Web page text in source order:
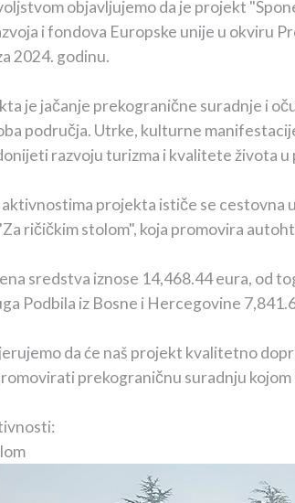
objavljujemo da je projekt
i fondova Europske unije u okviru
2024. godinu.
je jačanje prekogranične suradnje i
područja. Utrke, kulturne
razvoju turizma i kvalitete života
projekta ističe se cestovna
ričičkim stolom", koja promovira
sredstva iznose 14,468.44 eura, od
Podbila iz Bosne i Hercegovine
da će naš projekt kvalitetno
prekograničnu suradnju